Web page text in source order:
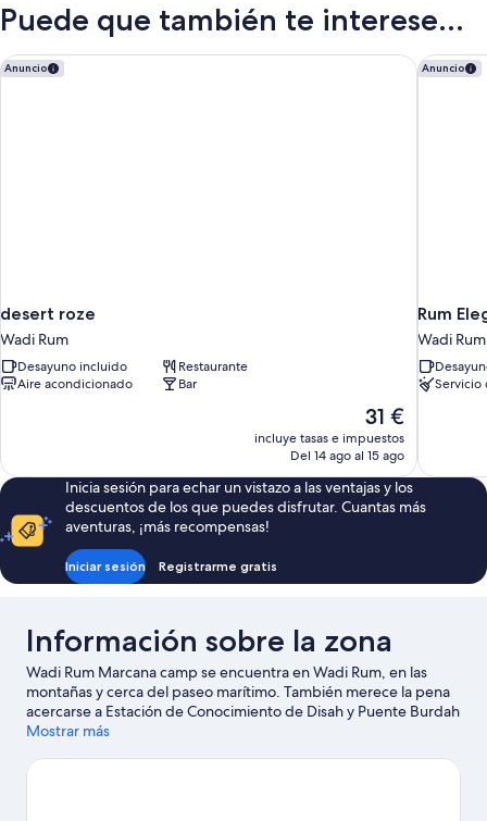
Puede que también te interese...
Anuncio
desert roze
Wadi Rum
Desayuno incluido
Restaurante
Aire acondicionado
Bar
El
precio
actual
de
31 €
31 €
incluye tasas e impuestos
Del 14 ago al 15 ago
desert roze Anuncio
Rum
Wadi Rum
Servicio
Rum
Inicia sesión para echar un vistazo a las ventajas y los
descuentos de los que puedes disfrutar. Cuantas más
aventuras, ¡más recompensas!
Iniciar sesión Registrarme gratis
Información sobre la zona
Wadi Rum Marcana camp se encuentra en Wadi Rum, en las
montañas y cerca del paseo marítimo. También merece la pena
acercarse a Estación de Conocimiento de Disah y Puente Burdah
Rock. Descubre todo lo que esta zona tiene que ofrecer de la
escalada.
Mostrar más